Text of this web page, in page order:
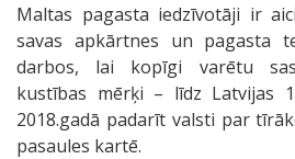
Maltas pagasta iedzīvotāji ir
savas apkārtnes un pagasta
darbos, lai kopīgi varētu
kustības mērķi – līdz Latvijas
2018.gadā padarīt valsti par
pasaules kartē.